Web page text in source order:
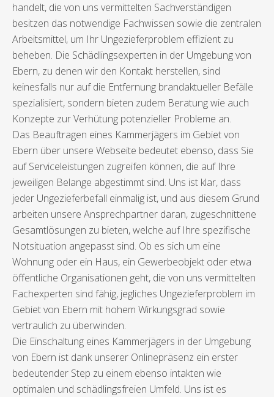
handelt, die von uns vermittelten Sachverständigen
besitzen das notwendige Fachwissen sowie die zentralen
Arbeitsmittel, um Ihr Ungezieferproblem effizient zu
beheben. Die Schädlingsexperten in der Umgebung von
Ebern, zu denen wir den Kontakt herstellen, sind
keinesfalls nur auf die Entfernung brandaktueller Befälle
spezialisiert, sondern bieten zudem Beratung wie auch
Konzepte zur Verhütung potenzieller Probleme an.
Das Beauftragen eines Kammerjägers im Gebiet von
Ebern über unsere Webseite bedeutet ebenso, dass Sie
auf Serviceleistungen zugreifen können, die auf Ihre
jeweiligen Belange abgestimmt sind. Uns ist klar, dass
jeder Ungezieferbefall einmalig ist, und aus diesem Grund
arbeiten unsere Ansprechpartner daran, zugeschnittene
Gesamtlösungen zu bieten, welche auf Ihre spezifische
Notsituation angepasst sind. Ob es sich um eine
Wohnung oder ein Haus, ein Gewerbeobjekt oder etwa
öffentliche Organisationen geht, die von uns vermittelten
Fachexperten sind fähig, jegliches Ungezieferproblem im
Gebiet von Ebern mit hohem Wirkungsgrad sowie
vertraulich zu überwinden.
Die Einschaltung eines Kammerjägers in der Umgebung
von Ebern ist dank unserer Onlinepräsenz ein erster
bedeutender Step zu einem ebenso intakten wie
optimalen und schädlingsfreien Umfeld. Uns ist es